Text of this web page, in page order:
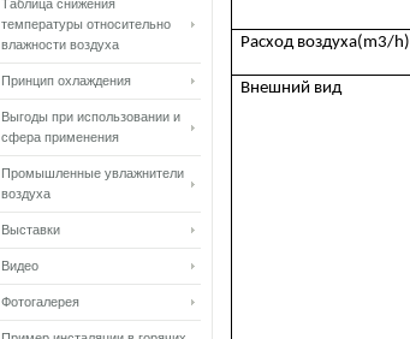
Расход воздуха(m3/h)
Внешний вид
Таблица снижения
температуры относительно
влажности воздуха
Принцип охлаждения
Выгоды при использовании и
сфера применения
Промышленные увлажнители
воздуха
Выставки
Видео
Фотогалерея